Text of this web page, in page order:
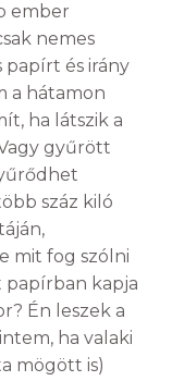
ember
nemes
papírt és irány
a hátamon
ha látszik a
gyűrött
száz kiló
mit fog szólni
papírban kapja
Én leszek a
ha valaki
mögött is)